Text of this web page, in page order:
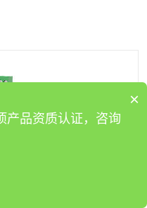
×
产品资质认证，咨询